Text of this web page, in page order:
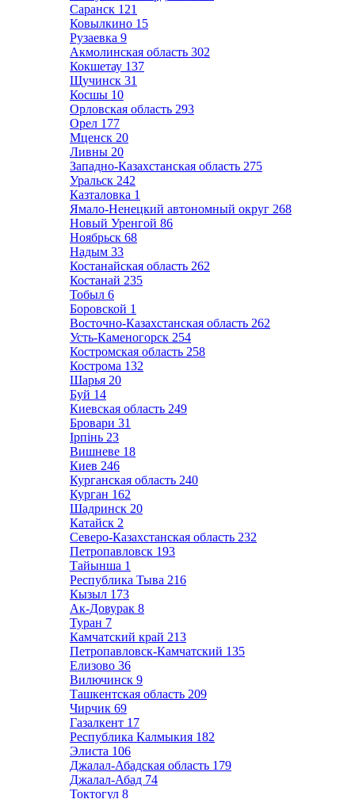
Саранск 121
Ковылкино 15
Рузаевка 9
Акмолинская область 302
Кокшетау 137
Щучинск 31
Косшы 10
Орловская область 293
Орел 177
Мценск 20
Ливны 20
Западно-Казахстанская область 275
Уральск 242
Казталовка 1
Ямало-Ненецкий автономный округ 268
Новый Уренгой 86
Ноябрьск 68
Надым 33
Костанайская область 262
Костанай 235
Тобыл 6
Боровской 1
Восточно-Казахстанская область 262
Усть-Каменогорск 254
Костромская область 258
Кострома 132
Шарья 20
Буй 14
Киевская область 249
Бровари 31
Ірпінь 23
Вишневе 18
Киев 246
Курганская область 240
Курган 162
Шадринск 20
Катайск 2
Северо-Казахстанская область 232
Петропавловск 193
Тайынша 1
Республика Тыва 216
Кызыл 173
Ак-Довурак 8
Туран 7
Камчатский край 213
Петропавловск-Камчатский 135
Елизово 36
Вилючинск 9
Ташкентская область 209
Чирчик 69
Газалкент 17
Республика Калмыкия 182
Элиста 106
Джалал-Абадская область 179
Джалал-Абад 74
Токтогул 8